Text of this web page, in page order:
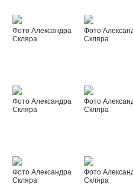
Фото Александра
Скляра
Фото
Скляра
Фото Александра
Скляра
Фото
Скляра
Фото Александра
Скляра
Фото
Скляра